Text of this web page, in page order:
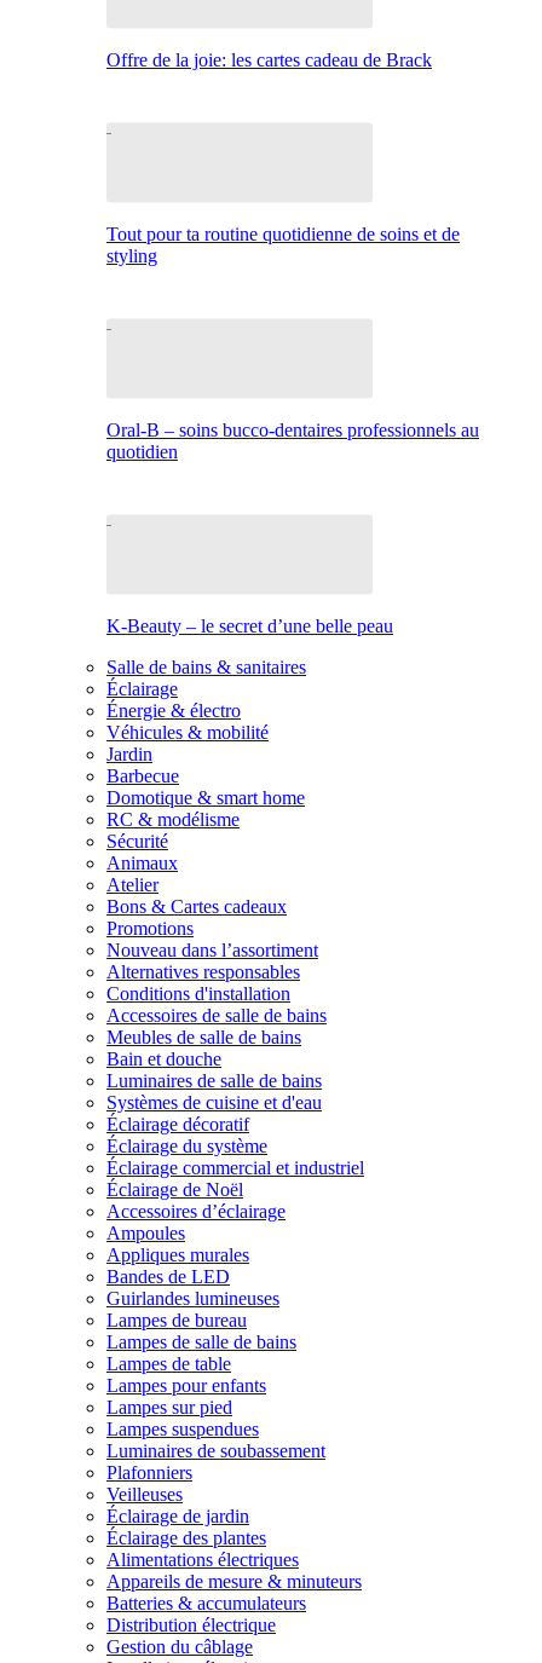
Offre de la joie: les cartes cadeau de Brack
Tout pour ta routine quotidienne de soins et de
styling
Oral-B – soins bucco-dentaires professionnels au
quotidien
K-Beauty – le secret d’une belle peau
Salle de bains & sanitaires
Éclairage
Énergie & électro
Véhicules & mobilité
Jardin
Barbecue
Domotique & smart home
RC & modélisme
Sécurité
Animaux
Atelier
Bons & Cartes cadeaux
Promotions
Nouveau dans l’assortiment
Alternatives responsables
Conditions d'installation
Accessoires de salle de bains
Meubles de salle de bains
Bain et douche
Luminaires de salle de bains
Systèmes de cuisine et d'eau
Éclairage décoratif
Éclairage du système
Éclairage commercial et industriel
Éclairage de Noël
Accessoires d’éclairage
Ampoules
Appliques murales
Bandes de LED
Guirlandes lumineuses
Lampes de bureau
Lampes de salle de bains
Lampes de table
Lampes pour enfants
Lampes sur pied
Lampes suspendues
Luminaires de soubassement
Plafonniers
Veilleuses
Éclairage de jardin
Éclairage des plantes
Alimentations électriques
Appareils de mesure & minuteurs
Batteries & accumulateurs
Distribution électrique
Gestion du câblage